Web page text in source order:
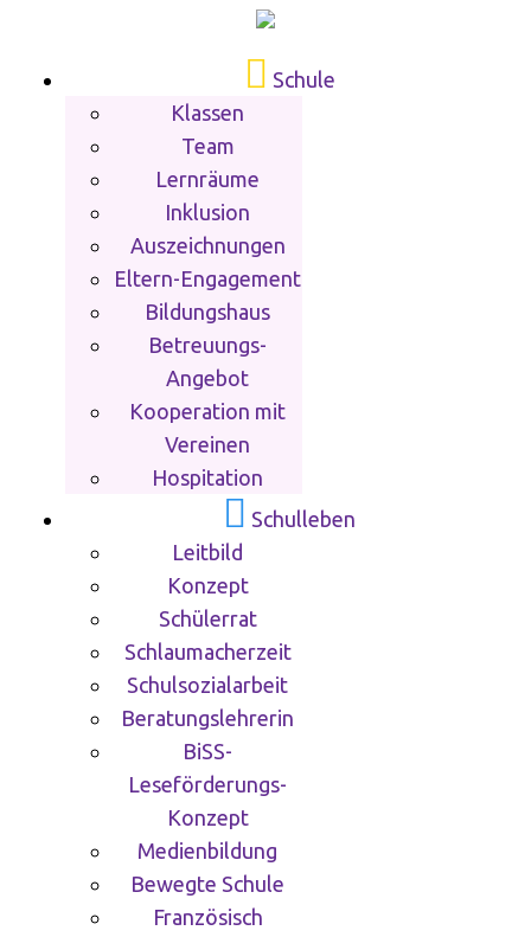
Schule
Klassen
Team
Lernräume
Inklusion
Auszeichnungen
Eltern-Engagement
Bildungshaus
Betreuungs-
Angebot
Kooperation mit
Vereinen
Hospitation
Schulleben
Leitbild
Konzept
Schülerrat
Schlaumacherzeit
Schulsozialarbeit
Beratungslehrerin
BiSS-
Leseförderungs-
Konzept
Medienbildung
Bewegte Schule
Französisch